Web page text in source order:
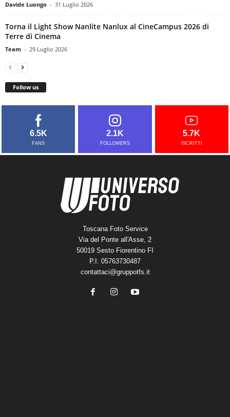
Davide Luongo - 31 Luglio 2026
Torna il Light Show Nanlite Nanlux al CineCampus 2026 di
Terre di Cinema
Team - 29 Luglio 2026
Follow us
6.5K
FANS
2.1K
FOLLOWERS
5.7K
ISCRITTI
Toscana Foto Service
Via del Ponte all'Asse, 2
50019 Sesto Fiorentino FI
P.I. 05763730487
contattaci@gruppotfs.it